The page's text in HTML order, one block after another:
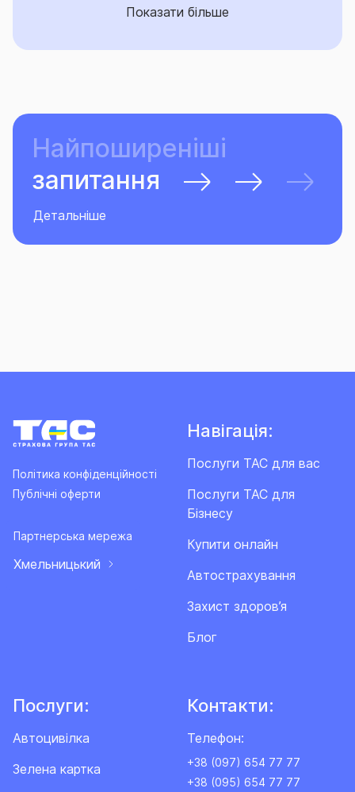
Показати більше
Найпоширеніші
запитання
Детальніше
Політика конфіденційності
Публічні оферти
Партнерська мережа
Хмельницький
Навігація:
Послуги ТАС для вас
Послуги ТАС для
Бізнесу
Купити онлайн
Автострахування
Захист здоров’я
Блог
Послуги:
Автоцивілка
Зелена картка
Контакти:
Телефон:
+38 (097) 654 77 77
+38 (095) 654 77 77